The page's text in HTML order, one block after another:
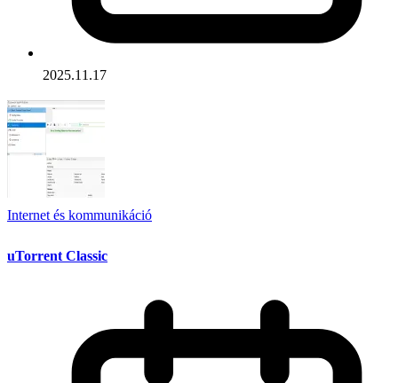
2025.11.17
Internet és kommunikáció
uTorrent Classic